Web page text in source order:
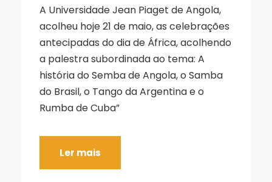
A Universidade Jean Piaget de Angola,
acolheu hoje 21 de maio, as celebrações
antecipadas do dia de África, acolhendo
a palestra subordinada ao tema: A
história do Semba de Angola, o Samba
do Brasil, o Tango da Argentina e o
Rumba de Cuba”
Ler mais